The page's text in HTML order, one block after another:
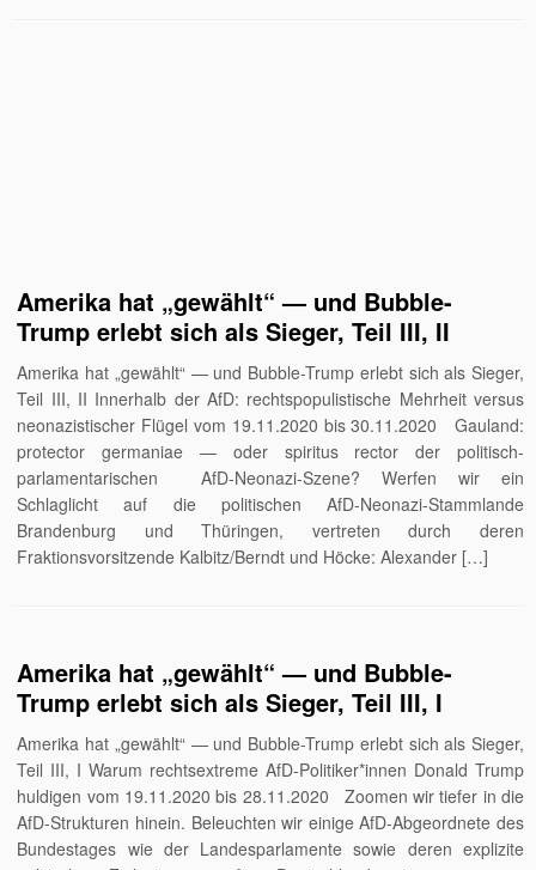
Amerika hat „gewählt“ — und Bubble-
Trump erlebt sich als Sieger, Teil III, II
Amerika hat „gewählt“ — und Bubble-Trump erlebt sich als Sieger,
Teil III, II Innerhalb der AfD: rechtspopulistische Mehrheit versus
neonazistischer Flügel vom 19.11.2020 bis 30.11.2020 Gauland:
protector germaniae — oder spiritus rector der politisch-
parlamentarischen AfD-Neonazi-Szene? Werfen wir ein
Schlaglicht auf die politischen AfD-Neonazi-Stammlande
Brandenburg und Thüringen, vertreten durch deren
Fraktionsvorsitzende Kalbitz/Berndt und Höcke: Alexander […]
Amerika hat „gewählt“ — und Bubble-
Trump erlebt sich als Sieger, Teil III, I
Amerika hat „gewählt“ — und Bubble-Trump erlebt sich als Sieger,
Teil III, I Warum rechtsextreme AfD-Politiker*innen Donald Trump
huldigen vom 19.11.2020 bis 28.11.2020 Zoomen wir tiefer in die
AfD-Strukturen hinein. Beleuchten wir einige AfD-Abgeordnete des
Bundestages wie der Landesparlamente sowie deren explizite